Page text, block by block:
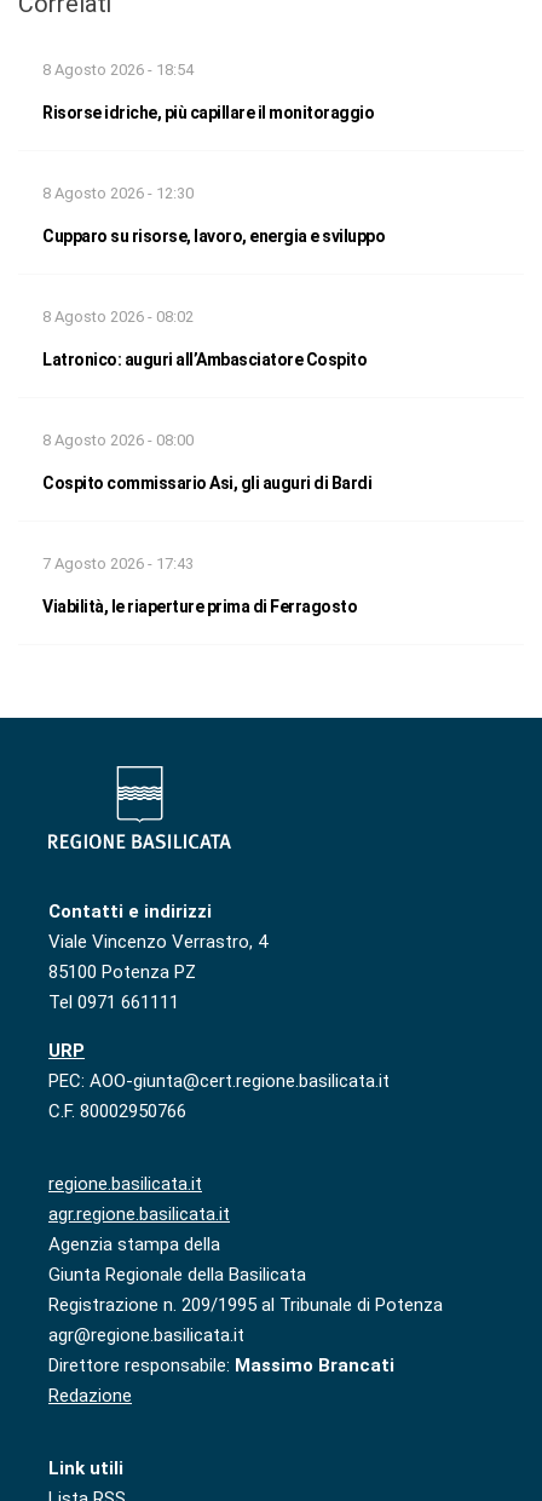
8 Agosto 2026 - 18:54
Risorse idriche, più capillare il monitoraggio
8 Agosto 2026 - 12:30
Cupparo su risorse, lavoro, energia e sviluppo
8 Agosto 2026 - 08:02
Latronico: auguri all’Ambasciatore Cospito
8 Agosto 2026 - 08:00
Cospito commissario Asi, gli auguri di Bardi
7 Agosto 2026 - 17:43
Viabilità, le riaperture prima di Ferragosto
Contatti e indirizzi
Viale Vincenzo Verrastro, 4
85100 Potenza PZ
Tel 0971 661111
URP
PEC: AOO-giunta@cert.regione.basilicata.it
C.F. 80002950766
regione.basilicata.it
agr.regione.basilicata.it
Agenzia stampa della
Giunta Regionale della Basilicata
Registrazione n. 209/1995 al Tribunale di Potenza
agr@regione.basilicata.it
Direttore responsabile: Massimo Brancati
Redazione
Link utili